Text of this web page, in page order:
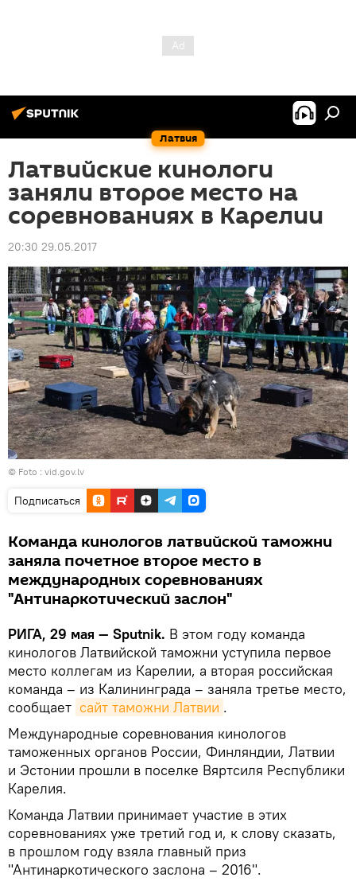
Латвия
Латвийские кинологи
заняли второе место на
соревнованиях в Карелии
20:30 29.05.2017
© Foto : vid.gov.lv
Подписаться
Команда кинологов латвийской таможни
заняла почетное второе место в
международных соревнованиях
"Антинаркотический заслон"
РИГА, 29 мая — Sputnik. В этом году команда
кинологов Латвийской таможни уступила первое
место коллегам из Карелии, а вторая российская
команда – из Калининграда – заняла третье место,
сообщает сайт таможни Латвии .
Международные соревнования кинологов
таможенных органов России, Финляндии, Латвии
и Эстонии прошли в поселке Вяртсиля Республики
Карелия.
Команда Латвии принимает участие в этих
соревнованиях уже третий год и, к слову сказать,
в прошлом году взяла главный приз
"Антинаркотического заслона – 2016".